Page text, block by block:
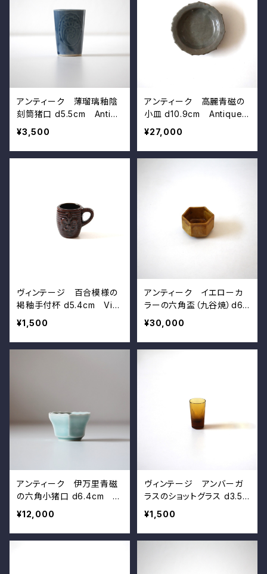
アンティーク 薄瑠璃釉陰
刻筒猪口 d5.5cm Antiqu
e Japanese Pale Blue G
lazed Cup, Engraved D
ecoration 20th C
¥3,500
アンティーク 高麗青磁の
小皿 d10.9cm Antique
Goryeo Celadon Small
Dish, Embossed Lotus D
esign
¥27,000
ヴィンテージ 百合模様の
褐釉手付杯 d5.4cm Vint
age Japanese Embosse
d Cup with Handle, Lily
Design
¥1,500
アンティーク イエローカ
ラーの六角盃（九谷焼）d6.3
cm Antique Japanese
Yellow Glazed Hexagon
al Cup, Kutani Ware
¥30,000
アンティーク 伊万里青磁
の六角小猪口 d6.4cm A
ntique Japanese Celad
on Hexagonal Cup, Arit
a (ImarI) Ware
¥12,000
ヴィンテージ アンバーガ
ラスのショットグラス d3.5c
m Vintage Japanese A
mber Shot Glass
¥1,500